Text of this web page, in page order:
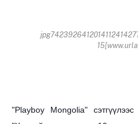
"Playboy Mongolia"